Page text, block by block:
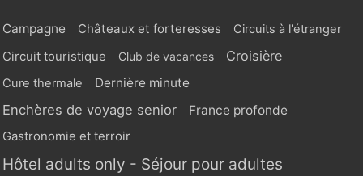
Campagne Châteaux et forteresses
Circuits à l'étranger
Circuit touristique
Club de vacances Croisière
Cure thermale Dernière minute
Enchères de voyage senior
France profonde
Gastronomie et terroir
Hôtel adults only - Séjour pour adultes